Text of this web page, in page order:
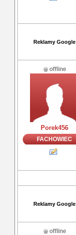
Reklamy Google
offline
Porek456
FACHOWIEC
Reklamy Google
offline